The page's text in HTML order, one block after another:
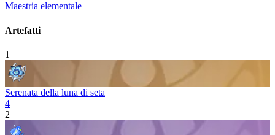
Maestria elementale
Artefatti
1
Serenata della luna di seta
4
2